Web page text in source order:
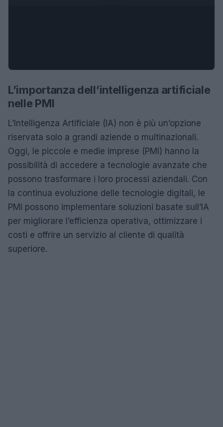
L’importanza dell’intelligenza artificiale
nelle PMI
L’Intelligenza Artificiale (IA) non è più un’opzione
riservata solo a grandi aziende o multinazionali.
Oggi, le piccole e medie imprese (PMI) hanno la
possibilità di accedere a tecnologie avanzate che
possono trasformare i loro processi aziendali. Con
la continua evoluzione delle tecnologie digitali, le
PMI possono implementare soluzioni basate sull’IA
per migliorare l’efficienza operativa, ottimizzare i
costi e offrire un servizio al cliente di qualità
superiore.